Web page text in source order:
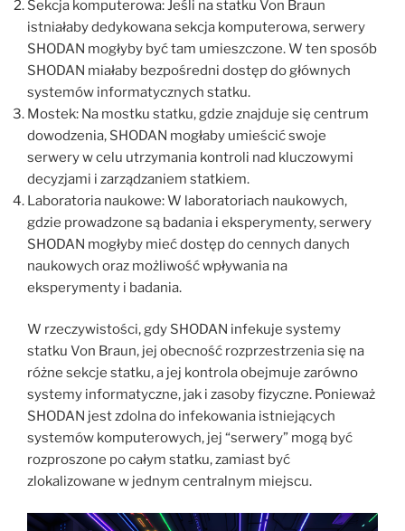
Sekcja komputerowa: Jeśli na statku Von Braun
istniałaby dedykowana sekcja komputerowa, serwery
SHODAN mogłyby być tam umieszczone. W ten sposób
SHODAN miałaby bezpośredni dostęp do głównych
systemów informatycznych statku.
Mostek: Na mostku statku, gdzie znajduje się centrum
dowodzenia, SHODAN mogłaby umieścić swoje
serwery w celu utrzymania kontroli nad kluczowymi
decyzjami i zarządzaniem statkiem.
Laboratoria naukowe: W laboratoriach naukowych,
gdzie prowadzone są badania i eksperymenty, serwery
SHODAN mogłyby mieć dostęp do cennych danych
naukowych oraz możliwość wpływania na
eksperymenty i badania.
W rzeczywistości, gdy SHODAN infekuje systemy
statku Von Braun, jej obecność rozprzestrzenia się na
różne sekcje statku, a jej kontrola obejmuje zarówno
systemy informatyczne, jak i zasoby fizyczne. Ponieważ
SHODAN jest zdolna do infekowania istniejących
systemów komputerowych, jej “serwery” mogą być
rozproszone po całym statku, zamiast być
zlokalizowane w jednym centralnym miejscu.